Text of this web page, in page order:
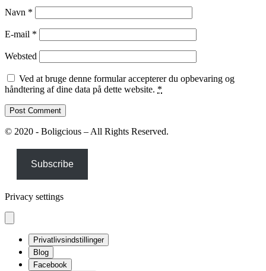
Navn *
E-mail *
Websted
Ved at bruge denne formular accepterer du opbevaring og
håndtering af dine data på dette website. *
© 2020 - Boligcious – All Rights Reserved.
Subscribe
Privacy settings
Privatlivsindstillinger
Blog
Facebook